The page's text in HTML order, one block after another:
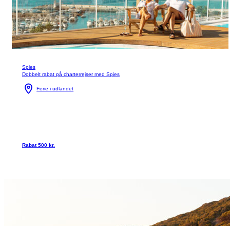
Spies
Dobbelt rabat på charterrejser med Spies
Ferie i udlandet
Rabat 500 kr.